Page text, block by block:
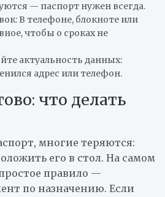
— паспорт нужен всегда.
В телефоне, блокноте или
чтобы о сроках не
актуальность данных:
адрес или телефон.
что делать
многие теряются:
его в стол. На самом
правило —
по назначению. Если